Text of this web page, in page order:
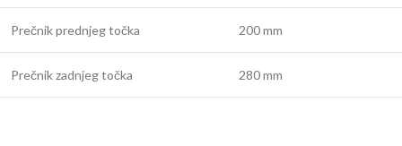
Prečnik prednjeg točka 200 mm
Prečnik zadnjeg točka 280 mm